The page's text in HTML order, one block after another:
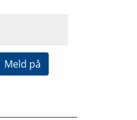
Meld på